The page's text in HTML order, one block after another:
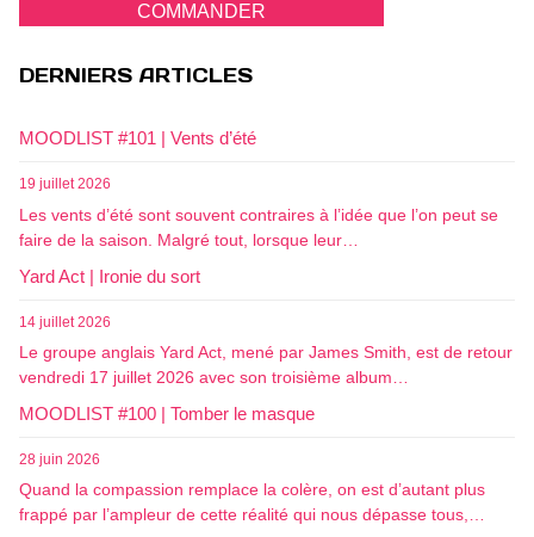
COMMANDER
DERNIERS ARTICLES
MOODLIST #101 | Vents d’été
19 juillet 2026
Les vents d’été sont souvent contraires à l’idée que l’on peut se
faire de la saison. Malgré tout, lorsque leur…
Yard Act | Ironie du sort
14 juillet 2026
Le groupe anglais Yard Act, mené par James Smith, est de retour
vendredi 17 juillet 2026 avec son troisième album…
MOODLIST #100 | Tomber le masque
28 juin 2026
Quand la compassion remplace la colère, on est d’autant plus
frappé par l’ampleur de cette réalité qui nous dépasse tous,…